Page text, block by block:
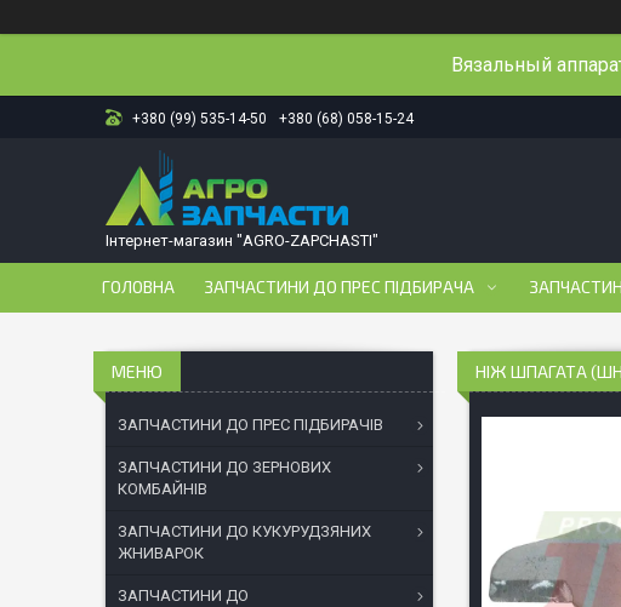
Вязальный
+380 (99) 535-14-50 +380 (68) 058-15-24
Інтернет-магазин "AGRO-ZAPCHASTI"
ГОЛОВНА ЗАПЧАСТИНИ ДО ПРЕС ПІДБИРАЧА
НІЖ ШПАГАТА
ЗАПЧАСТИНИ ДО ПРЕС ПІДБИРАЧІВ
ЗАПЧАСТИНИ ДО ЗЕРНОВИХ
КОМБАЙНІВ
ЗАПЧАСТИНИ ДО КУКУРУДЗЯНИХ
ЖНИВАРОК
ЗАПЧАСТИНИ ДО